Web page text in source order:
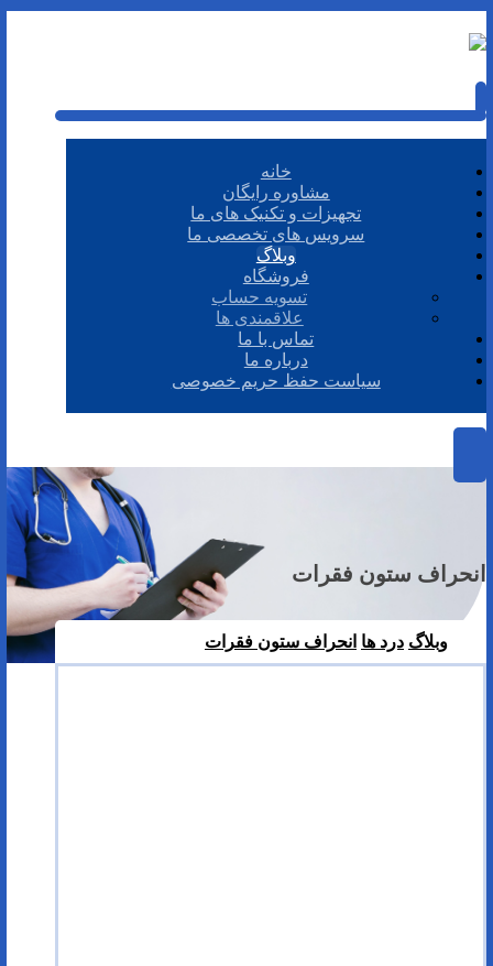
خانه
مشاوره رایگان
تجهیزات و تکنیک های ما
سرویس های تخصصی ما
وبلاگ
فروشگاه
تسویه حساب
علاقمندی ها
تماس با ما
درباره ما
سیاست حفظ حریم خصوصی
انحراف ستون فقرات
وبلاگ درد ها انحراف ستون فقرات